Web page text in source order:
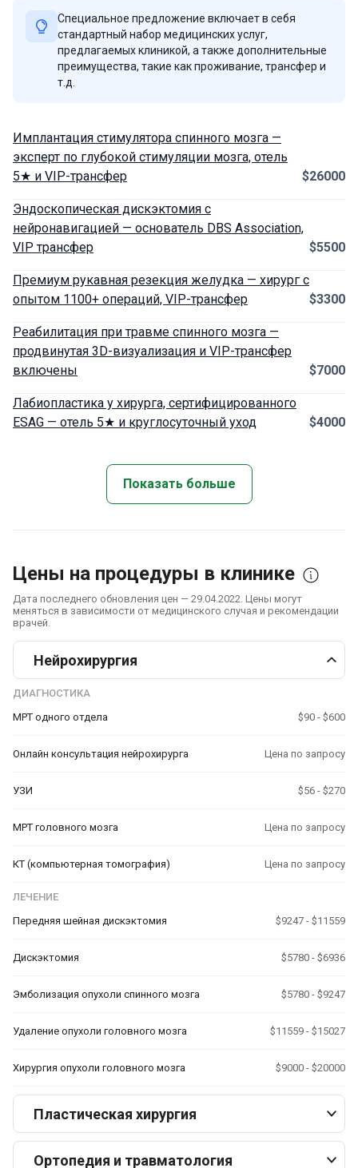
Специальное предложение включает в себя
стандартный набор медицинских услуг,
предлагаемых клиникой, а также дополнительные
преимущества, такие как проживание, трансфер и
т.д.
Имплантация стимулятора спинного мозга —
эксперт по глубокой стимуляции мозга, отель
5★ и VIP-трансфер
$26000
Эндоскопическая дискэктомия с
нейронавигацией — основатель DBS Association,
VIP трансфер
$5500
Премиум рукавная резекция желудка — хирург с
опытом 1100+ операций, VIP-трансфер
$3300
Реабилитация при травме спинного мозга —
продвинутая 3D-визуализация и VIP-трансфер
включены
$7000
Лабиопластика у хирурга, сертифицированного
ESAG — отель 5★ и круглосуточный уход
$4000
Показать больше
Цены на процедуры в клинике
Дата последнего обновления цен — 29.04.2022. Цены могут
меняться в зависимости от медицинского случая и рекомендации
врачей.
Нейрохирургия
ДИАГНОСТИКА
МРТ одного отдела
$90 - $600
Онлайн консультация нейрохирурга Цена по запросу
УЗИ $56 - $270
МРТ головного мозга Цена по запросу
КТ (компьютерная томография) Цена по запросу
ЛЕЧЕНИЕ
Передняя шейная дискэктомия
$9247 - $11559
Дискэктомия $5780 - $6936
Эмболизация опухоли спинного мозга $5780 - $9247
Удаление опухоли головного мозга $11559 - $15027
Хирургия опухоли головного мозга $9000 - $20000
Пластическая хирургия
Ортопедия и травматология